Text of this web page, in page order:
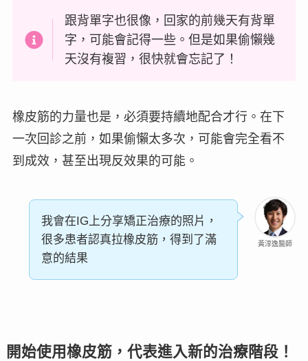
跟背單字也很像，回家的前幾天有背單
字，可能會記得一些。但是如果偷懶幾
天沒有複習，很快就會忘記了！
橡皮筋的力量也是，必須要持續地配合才行。在下
一次回診之前，如果偷懶太多次，可能會完全看不
到成效，甚至出現反效果的可能。
黃淳逸醫師
我會在IG上分享矯正治療的照片，
很多患者認真拉橡皮筋，得到了滿
意的結果
開始使用橡皮筋，代表進入新的治療階段！